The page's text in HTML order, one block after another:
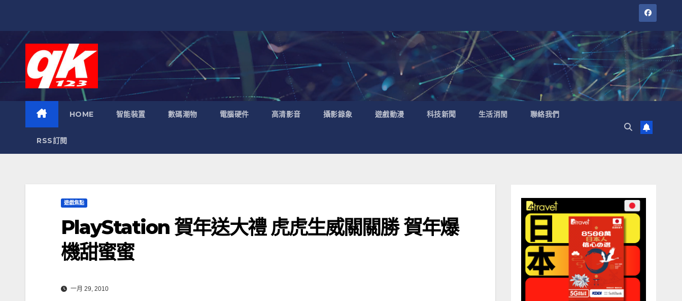
HOME 智能裝置 數碼潮物 電腦硬件 高清影音 攝影錄象 遊戲動漫 科技新聞 生活消閒 聯絡我們
RSS訂閱
遊戲焦點
PlayStation 賀年送大禮 虎虎生威關關勝 賀年爆
機甜蜜蜜
一月 29, 2010